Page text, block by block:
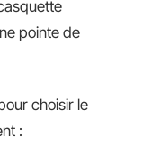
pointe de
choisir le
: